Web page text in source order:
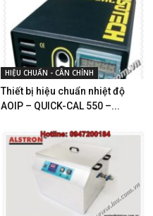
HIỆU CHUẨN - CÂN CHỈNH
Thiết bị hiệu chuẩn nhiệt độ
AOIP – QUICK-CAL 550 –...